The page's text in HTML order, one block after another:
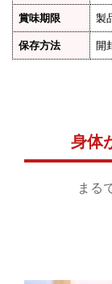
賞味期限 製
保存方法 開
身体
まる